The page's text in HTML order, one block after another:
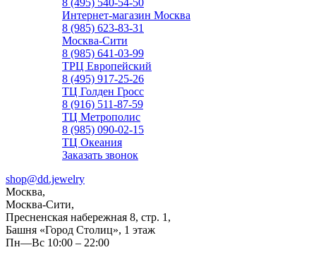
8 (495) 540-54-50
Интернет-магазин Москва
8 (985) 623-83-31
Москва-Сити
8 (985) 641-03-99
ТРЦ Европейский
8 (495) 917-25-26
ТЦ Голден Гросс
8 (916) 511-87-59
ТЦ Метрополис
8 (985) 090-02-15
ТЦ Океания
Заказать звонок
shop@dd.jewelry
Москва,
Москва-Сити,
Пресненская набережная 8, стр. 1,
Башня «Город Столиц», 1 этаж
Пн—Вс 10:00 – 22:00